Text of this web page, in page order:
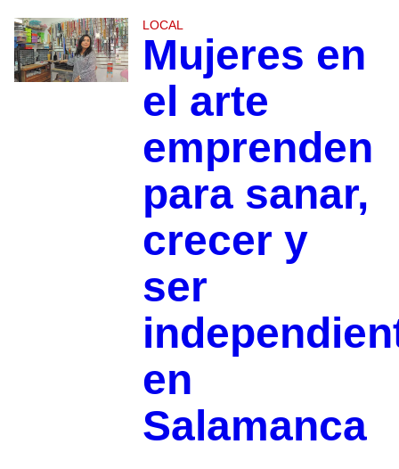
LOCAL
Mujeres en
el arte
emprenden
para sanar,
crecer y
ser
en
Salamanca